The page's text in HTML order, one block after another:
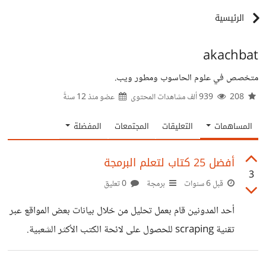
الرئيسية
akachbat
متخصص في علوم الحاسوب ومطور ويب.
عضو منذ12 سنةً
المساهمات التعليقات المجتمعات المفضلة
3
أفضل 25 كتاب لتعلم البرمجة
قبل 6 سنوات برمجة
أحد المدونين قام بعمل تحليل من خلال بيانات بعض المواقع عبر
تقنية scraping للحصول على لائحة الكتب الأكثر الشعبية.
مزيد من التفاصيل على الرابط.